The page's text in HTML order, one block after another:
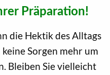
Präparation!
die Hektik des Alltags
Sorgen mehr um
Bleiben Sie vielleicht